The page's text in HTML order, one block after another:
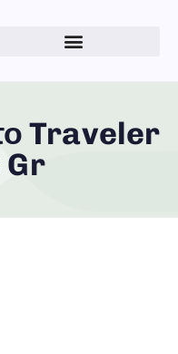
Traveler
Gr